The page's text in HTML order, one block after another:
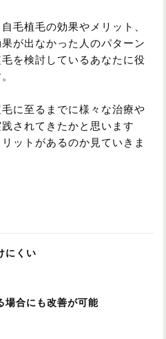
毛植毛の効果やメリット、
が出なかった人のパターン
を検討しているあなたに役
に至るまでに様々な治療や
されてきたかと思います
ットがあるのか見ていきま
にくい
場合にも改善が可能